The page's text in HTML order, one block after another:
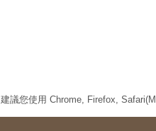
建議您使用 Chrome, Firefox,